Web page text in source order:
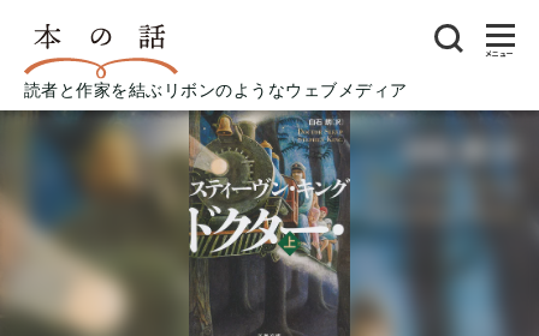
読者と作家を結ぶリボンのようなウェブメディア
メニュー